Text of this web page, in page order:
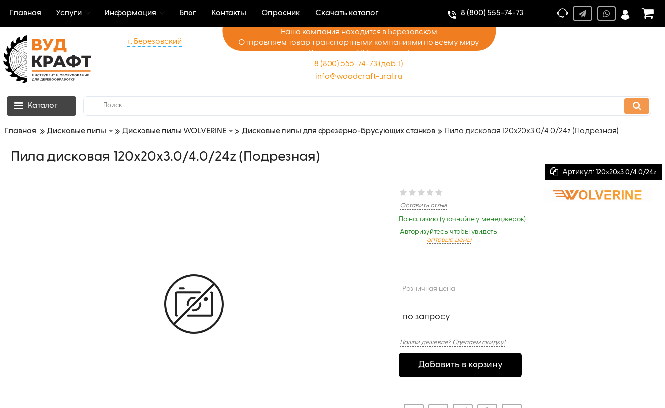
Главная Услуги Информация Блог Контакты Опросник Скачать каталог 8 (800) 555-74-73
г. Березовский
Наша компания находится в Берёзовском
Отправляем товар транспортными компаниями по всему миру
Доставка до ТК бесплатно!
8 (800) 555-74-73 (доб. 1)
info@woodcraft-ural.ru
Каталог
Главная Дисковые пилы Дисковые пилы WOLVERINE Дисковые пилы для фрезерно-брусующих станков Пила дисковая 120х20х3.0/4.0/24z (Подрезная)
Пила дисковая 120х20х3.0/4.0/24z (Подрезная)
Артикул: 120х20х3.0/4.0/24z
Оставить отзыв
По наличию (уточняйте у менеджеров)
Авторизуйтесь чтобы увидеть
оптовые цены
Розничная цена
по запросу
Нашли дешевле? Сделаем скидку!
Добавить в корзину